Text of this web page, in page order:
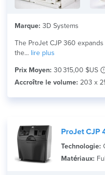
Marque: 3D Systems
The ProJet CJP 360
the... lire plus
Prix Moyen: 30 315,00 $US
Accroître le volume: 203 x
ProJet CJP
Technologie:
Matériaux: